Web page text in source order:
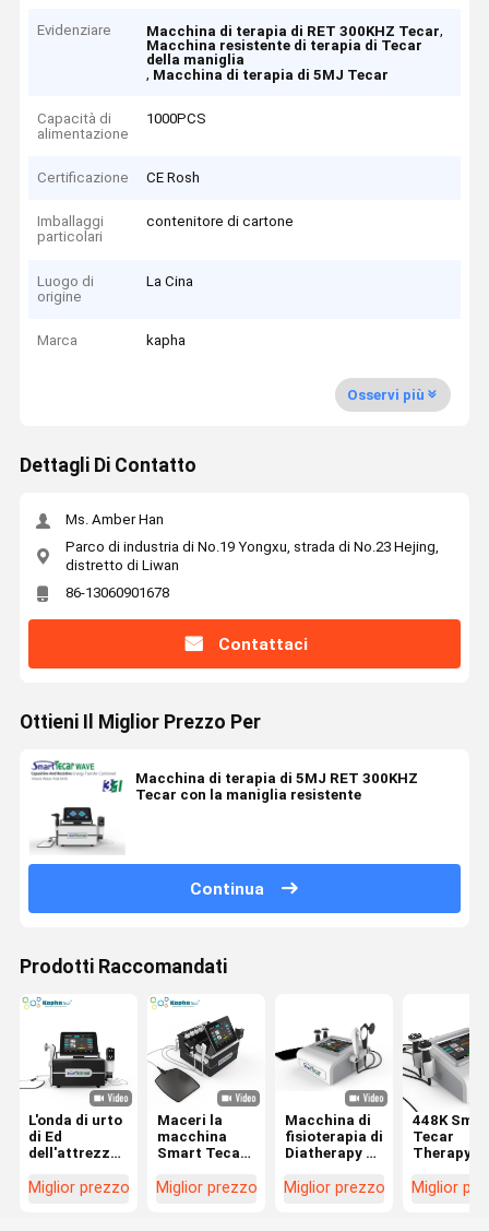
Evidenziare Macchina di terapia di RET 300KHZ Tecar,
Macchina resistente di terapia di Tecar
della maniglia
, Macchina di terapia di 5MJ Tecar
Capacità di
alimentazione
1000PCS
Certificazione CE Rosh
Imballaggi
particolari
contenitore di cartone
Luogo di
origine
La Cina
Marca kapha
Osservi più
Dettagli Di Contatto
Ms. Amber Han
Parco di industria di No.19 Yongxu, strada di No.23 Hejing,
distretto di Liwan
86-13060901678
Contattaci
Ottieni Il Miglior Prezzo Per
Macchina di terapia di 5MJ RET 300KHZ
Tecar con la maniglia resistente
Continua
Prodotti Raccomandati
L'onda di urto
di Ed
dell'attrezzatura
diatermia di
Miglior prezzo
Maceri la
macchina
Smart Tecar
sollievo dal
Miglior prezzo
Macchina di
fisioterapia di
Diatherapy di
Tecar con
Miglior prezzo
448K
Tecar
Therapy
Diatermia
Miglior